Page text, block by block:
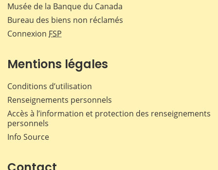
Musée de la Banque du Canada
Bureau des biens non réclamés
Connexion FSP
Mentions légales
Conditions d’utilisation
Renseignements personnels
Accès à l’information et protection des renseignements
personnels
Info Source